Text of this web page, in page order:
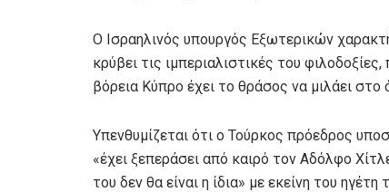
Ο Ισραηλινός υπουργός Εξωτερικών
κρύβει τις ιμπεριαλιστικές του
βόρεια Κύπρο έχει το θράσος να μιλάει στο
Υπενθυμίζεται ότι ο Τούρκος πρόεδρος
«έχει ξεπεράσει από καιρό τον Αδόλφο
του δεν θα είναι η ίδια» με εκείνη του